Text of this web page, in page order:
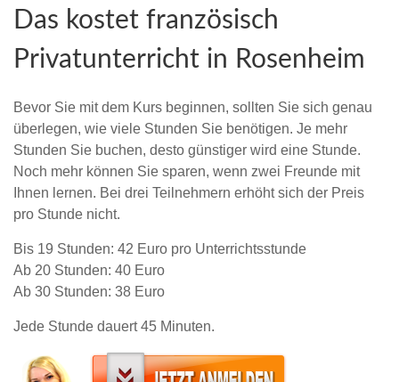
Das kostet französisch
Privatunterricht in Rosenheim
Bevor Sie mit dem Kurs beginnen, sollten Sie sich genau
überlegen, wie viele Stunden Sie benötigen. Je mehr
Stunden Sie buchen, desto günstiger wird eine Stunde.
Noch mehr können Sie sparen, wenn zwei Freunde mit
Ihnen lernen. Bei drei Teilnehmern erhöht sich der Preis
pro Stunde nicht.
Bis 19 Stunden: 42 Euro pro Unterrichtsstunde
Ab 20 Stunden: 40 Euro
Ab 30 Stunden: 38 Euro
Jede Stunde dauert 45 Minuten.